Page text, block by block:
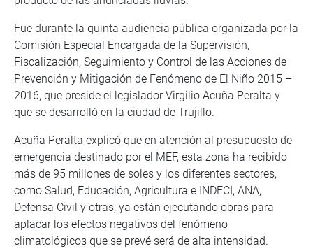
Fue durante la quinta audiencia pública organizada por la
Comisión Especial Encargada de la Supervisión,
Fiscalización, Seguimiento y Control de las Acciones de
Prevención y Mitigación de Fenómeno de El Niño 2015 –
2016, que preside el legislador Virgilio Acuña Peralta y
que se desarrolló en la ciudad de Trujillo.
Acuña Peralta explicó que en atención al presupuesto de
emergencia destinado por el MEF, esta zona ha recibido
más de 95 millones de soles y los diferentes sectores,
como Salud, Educación, Agricultura e INDECI, ANA,
Defensa Civil y otras, ya están ejecutando obras para
aplacar los efectos negativos del fenómeno
climatológicos que se prevé será de alta intensidad.